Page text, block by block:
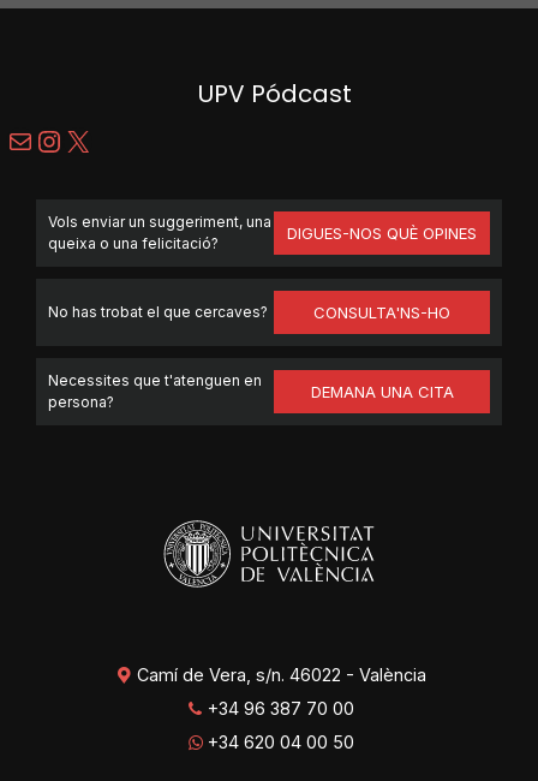
UPV Pódcast
MailInstagram
X
Vols enviar un suggeriment, una
queixa o una felicitació?
DIGUES-NOS QUÈ OPINES
No has trobat el que cercaves? CONSULTA'NS-HO
Necessites que t'atenguen en
persona?
DEMANA UNA CITA
Camí de Vera, s/n. 46022 - València
+34 96 387 70 00
+34 620 04 00 50